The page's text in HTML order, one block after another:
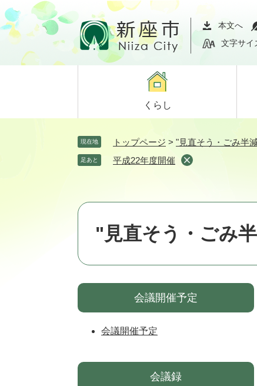
ペ
ー
ジ
メ
ニ
ュ
て
本文へ
文字サイ
くらし
現在地 トップページ > "見直そう・ごみ半
足あと 平成22年度開催
"見直そう・ごみ
会議開催予定
会議開催予定
会議録